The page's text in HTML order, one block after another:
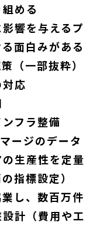
める
響を与えるプ
面白みがある
（一部抜粋）
応
フラ整備
ージのデータ
生産性を定量
指標設定）
し、数百万件
計（費用や工